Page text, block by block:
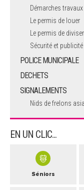
Démarches travaux
Le permis de louer
Le permis de diviser
Sécurité et publicité
POLICE MUNICIPALE
DECHETS
SIGNALEMENTS
Nids de frelons
EN UN CLIC...
Séniors